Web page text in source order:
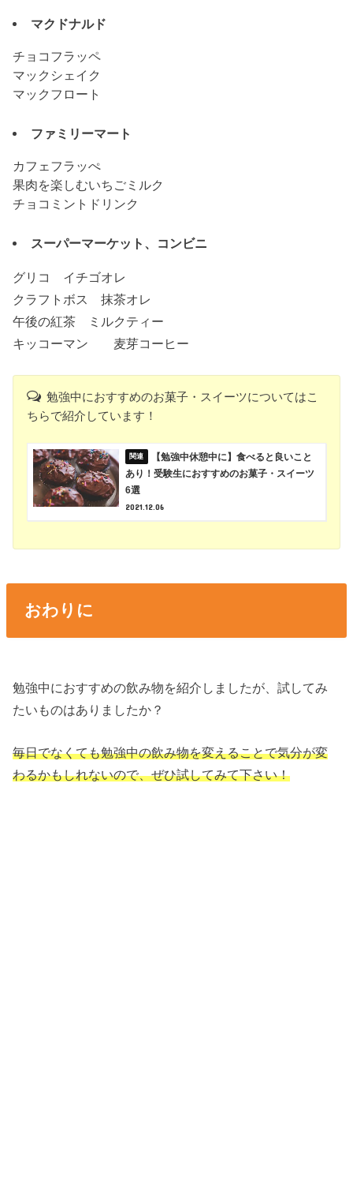
マクドナルド
チョコフラッペ
マックシェイク
マックフロート
ファミリーマート
カフェフラッぺ
果肉を楽しむいちごミルク
チョコミントドリンク
スーパーマーケット、コンビニ
グリコ イチゴオレ
クラフトボス 抹茶オレ
午後の紅茶 ミルクティー
キッコーマン 麦芽コーヒー
勉強中におすすめのお菓子・スイーツについてはこ
ちらで紹介しています！
【勉強中休憩中に】食べると良いこと
あり！受験生におすすめのお菓子・スイーツ
6選
2021.12.06
おわりに
勉強中におすすめの飲み物を紹介しましたが、試してみ
たいものはありましたか？
毎日でなくても勉強中の飲み物を変えることで気分が変
わるかもしれないので、ぜひ試してみて下さい！